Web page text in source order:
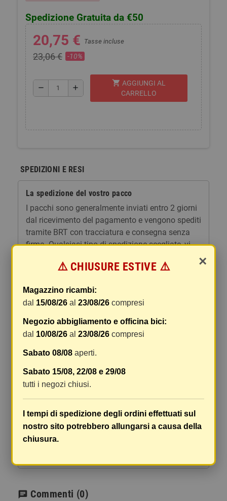
Spedizione Gratuita da €50
20,75 € Tasse incluse
23,06 € -10%
remove add
shopping_cart AGGIUNGI AL
CARRELLO
SPEDIZIONI E RESI
La spedizione del vostro pacco
I pacchi sono generalmente inviati entro 2 giorni
dal ricevimento del pagamento e vengono spediti
tramite BRT con tracciatura e consegna senza
firma. Qualsiasi tipo di spedizione scegliate, vi
Le spese di spedizione comprendono gli oneri di
gestione e imballaggio e le spese postali. I costi
di gestione sono fissi, mentre i costi di trasporto
variano a seconda del peso totale della
spedizione. Vi consigliamo di raggruppare i
possibile raggruppare due ordini distinti
effettuati separatamente, pertanto le spese di
spedizione saranno addebitate per ognuno di
caso di oggetti fragili.
Le scatole hanno dimensioni adeguatamente
chat Commenti (0)
×
⚠️ CHIUSURE ESTIVE ⚠️
Magazzino ricambi:
dal 15/08/26 al23/08/26 compresi
Negozio abbigliamento e officina bici:
dal 10/08/26 al23/08/26 compresi
Sabato 08/08 aperti.
Sabato 15/08, 22/08 e 29/08
tutti i negozi chiusi.
I tempi di spedizione degli ordini effettuati sul
nostro sito potrebbero allungarsi a causa della
chiusura.